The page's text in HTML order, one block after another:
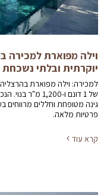
וילה מפוארת למכירה
יוקרתית ובלתי נשכחת
למכירה: וילה מפוארת בהרצליה
גינה מטופחת וחללים מרווחים
פרטיות מלאה.
קרא עוד